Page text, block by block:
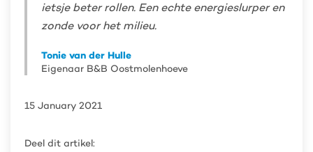
ietsje beter rollen. Een echte energieslurper en
zonde voor het milieu.
Tonie van der Hulle
Eigenaar B&B Oostmolenhoeve
15 January 2021
Deel dit artikel: